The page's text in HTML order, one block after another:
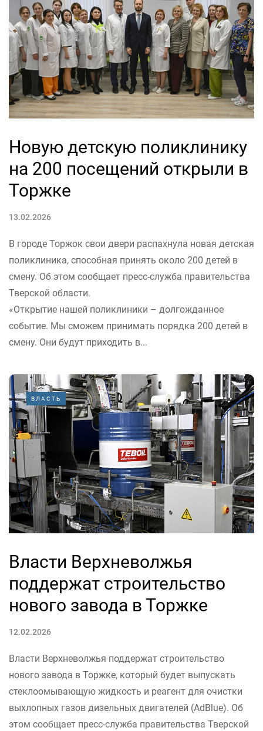
Новую детскую поликлинику
на 200 посещений открыли в
Торжке
13.02.2026
В городе Торжок свои двери распахнула новая детская
поликлиника, способная принять около 200 детей в
смену. Об этом сообщает пресс-служба правительства
Тверской области.
«Открытие нашей поликлиники – долгожданное
событие. Мы сможем принимать порядка 200 детей в
смену. Они будут приходить в...
ВЛАСТЬ
Власти Верхневолжья
поддержат строительство
нового завода в Торжке
12.02.2026
Власти Верхневолжья поддержат строительство
нового завода в Торжке, который будет выпускать
стеклоомывающую жидкость и реагент для очистки
выхлопных газов дизельных двигателей (AdBlue). Об
этом сообщает пресс-служба правительства Тверской